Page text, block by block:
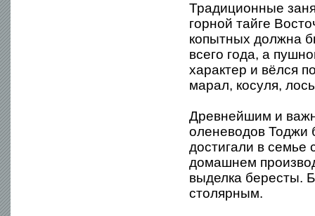
Традиционные
горной тайге
копытных должна
всего года, а
характер и вёлся
марал, косуля,
Древнейшим и
оленеводов Тоджи
достигали в семье
домашнем
выделка бересты.
столярным.